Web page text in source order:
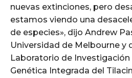
nuevas extinciones, pero
estamos viendo una
de especies», dijo Andrew
Universidad de Melbourne y
Laboratorio de Investigación
Genética Integrada del